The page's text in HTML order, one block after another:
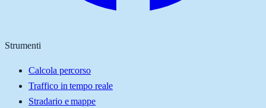
Strumenti
Calcola percorso
Traffico in tempo reale
Stradario e mappe